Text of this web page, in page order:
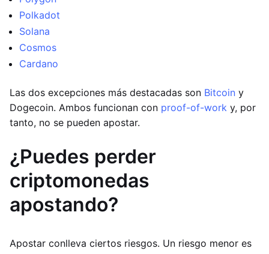
Polkadot
Solana
Cosmos
Cardano
Las dos excepciones más destacadas son Bitcoin y
Dogecoin. Ambos funcionan con proof-of-work y, por
tanto, no se pueden apostar.
¿Puedes perder
criptomonedas
apostando?
Apostar conlleva ciertos riesgos. Un riesgo menor es